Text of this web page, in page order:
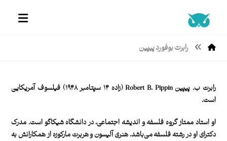
رابرت بوفورد پیپین
رابرت ب. پیپین Robert B. Pippin (زاده ۱۴ سپتامبر ۱۹۴۸) فیلسوف آمریکایی
است.
او استاد ممتاز گروه فلسفه و اندیشه اجتماعی، در دانشگاه شیکاگو است. مدرک
دکترای او در رشته فلسفه می‌باشد. هنری آلیسون و هربرت مارکوزه از همکارانش به